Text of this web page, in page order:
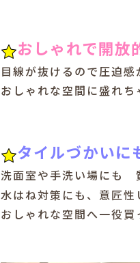
おしゃれで開放
目線が抜けるので圧迫感
おしゃれな空間に盛れ
タイルづかいに
洗面室や手洗い場にも
水はね対策にも、意匠性
おしゃれな空間へ一役買